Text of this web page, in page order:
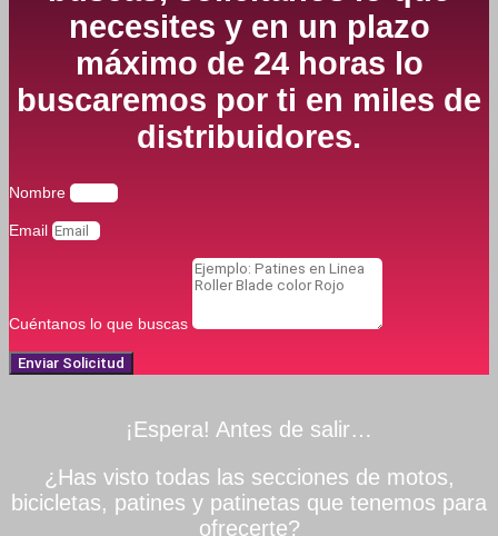
necesites y en un plazo
máximo de 24 horas lo
buscaremos por ti en miles de
distribuidores.
Nombre
Email
Cuéntanos lo que buscas
Enviar Solicitud
¡Espera! Antes de salir…
¿Has visto todas las secciones de motos,
bicicletas, patines y patinetas que tenemos para
ofrecerte?